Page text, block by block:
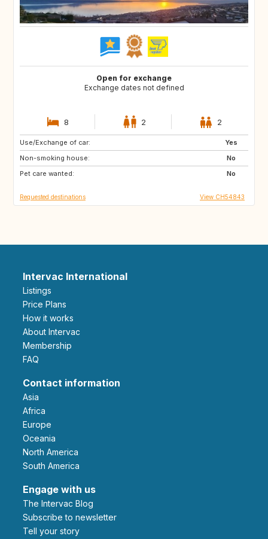
Open for exchange
Exchange dates not defined
8 2 2
Use/Exchange of car:
Yes
Non-smoking house:
No
Pet care wanted:
No
ES
SE
NL
Requested destinations View CH54843
Intervac International
Listings
Price Plans
How it works
About Intervac
Membership
FAQ
Contact information
Asia
Africa
Europe
Oceania
North America
South America
Engage with us
The Intervac Blog
Subscribe to newsletter
Tell your story